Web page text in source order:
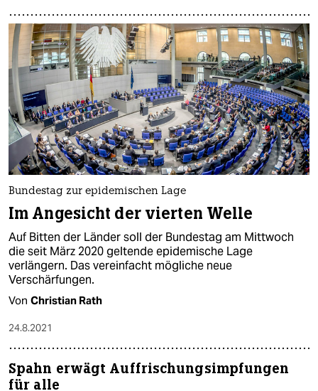
Bundestag zur epidemischen Lage
Im Angesicht der vierten Welle
Auf Bitten der Länder soll der Bundestag am Mittwoch
die seit März 2020 geltende epidemische Lage
verlängern. Das vereinfacht mögliche neue
Verschärfungen.
Von Christian Rath
24.8.2021
Spahn erwägt Auffrischungsimpfungen
für alle